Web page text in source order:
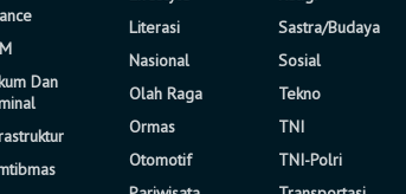
Dan
Literasi
Nasional
Olah Raga
Ormas
Otomotif
Sastra/Budaya
Sosial
Tekno
TNI
TNI-Polri